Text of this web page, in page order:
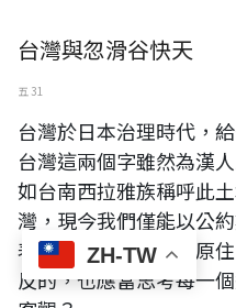
ZH-TW
台灣與忽滑谷快天
五 31
台灣於日本治理時代，
台灣這兩個字雖然為漢
如台南西拉雅族稱呼此
灣，現今我們僅能以公
表示稱呼台灣則為排原
反的，也應當思考每一